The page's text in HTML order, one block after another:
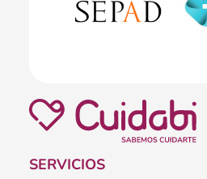
SERVICIOS